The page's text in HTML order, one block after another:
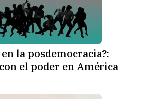
en la posdemocracia?:
el poder en América